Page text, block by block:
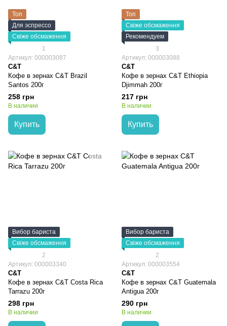
Топ
Для эспрессо
Свіже обсмаження
1
Артикул: 000003087
C&T
Кофе в зернах C&T Brazil
Santos 200г
258 грн
В наличии
Купить
Топ
Свіже обсмаження
Рекомендуем
3
Артикул: 000003088
C&T
Кофе в зернах C&T Ethiopia
Djimmah 200г
217 грн
В наличии
Купить
Вибор бариста
Свіже обсмаження
2
Артикул: 000003340
C&T
Кофе в зернах C&T Сosta Rica
Tarrazu 200г
298 грн
В наличии
Вибор бариста
Свіже обсмаження
2
Артикул: 000003554
C&T
Кофе в зернах C&T Guatemala
Antigua 200г
290 грн
В наличии